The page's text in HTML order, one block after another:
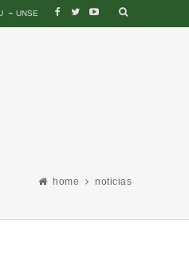
UNSE
home noticias